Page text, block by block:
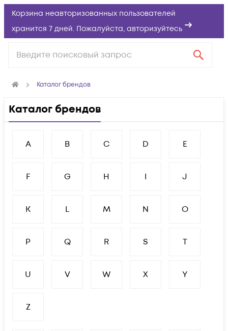
Корзина неавторизованных пользователей
хранится 7 дней. Пожалуйста, авторизуйтесь
Каталог брендов
Каталог брендов
A B C D E
F G H I J
K L M N O
P Q R S T
U V W X Y
Z